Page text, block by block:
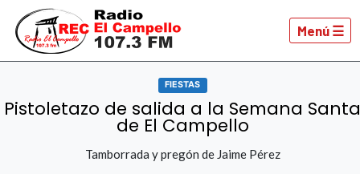
Menú ☰
FIESTAS
Pistoletazo de salida a la Semana
de El Campello
Tamborrada y pregón de Jaime Pérez